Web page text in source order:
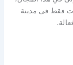
فقط في مدينة